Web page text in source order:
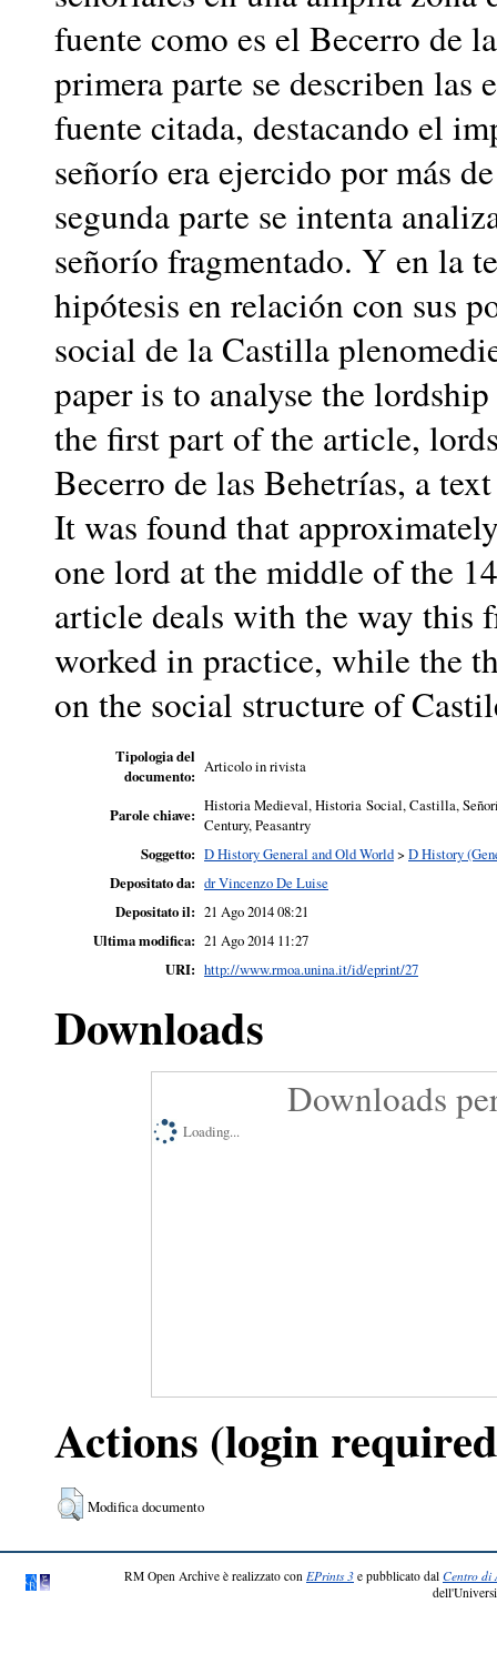
fuente como es el Becerro de
primera parte se describen las
fuente citada, destacando el
señorío era ejercido por más
segunda parte se intenta
señorío fragmentado. Y en la
hipótesis en relación con sus
social de la Castilla
paper is to analyse the
the first part of the article,
Becerro de las Behetrías, a
It was found that
one lord at the middle of the
article deals with the way this
worked in practice, while the
on the social structure of
Tipologia del
documento: Articolo in rivista
Parole chiave: Historia Medieval, Historia Social, Castilla,
Century, Peasantry
Soggetto: D History General and Old World> D History
Depositato da: dr Vincenzo De Luise
Depositato il: 21 Ago 2014 08:21
Ultima modifica: 21 Ago 2014 11:27
URI: http://www.rmoa.unina.it/id/eprint/27
Downloads
Downloads
Loading...
Actions (login
Modifica documento
RM Open Archive è realizzato con EPrints 3 e pubblicato dal Centro di